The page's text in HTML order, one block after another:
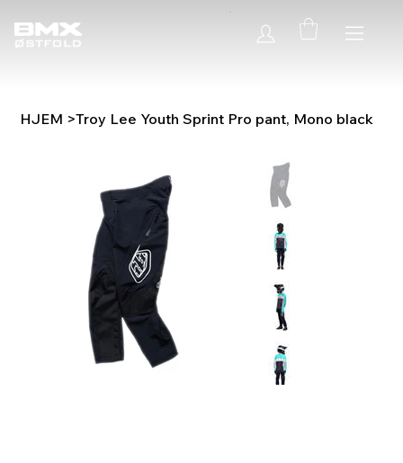
HJEM >Troy Lee Youth Sprint Pro pant, Mono black